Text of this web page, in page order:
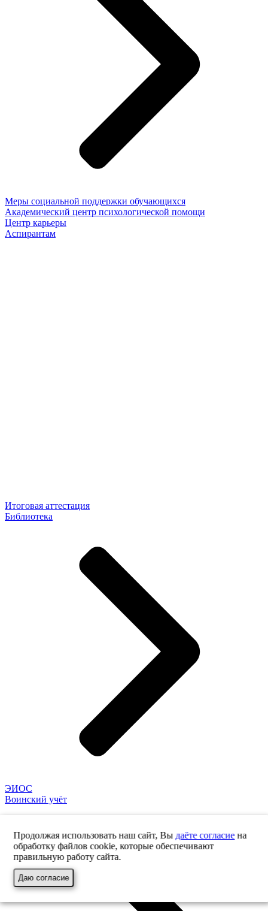
Меры социальной поддержки обучающихся
Академический центр психологической помощи
Центр карьеры
Аспирантам
Итоговая аттестация
Библиотека
ЭИОС
Воинский учёт
Продолжая использовать наш сайт, Вы даёте согласиена
обработку файлов cookie, которые обеспечивают
правильную работу сайта.
Даю согласие